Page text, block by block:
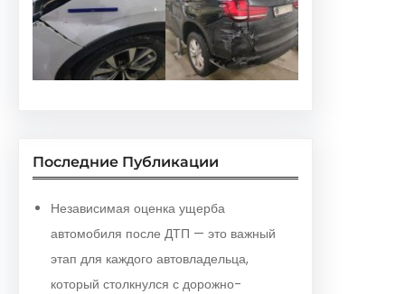
Последние Публикации
Независимая оценка ущерба
автомобиля после ДТП — это важный
этап для каждого автовладельца,
который столкнулся с дорожно-